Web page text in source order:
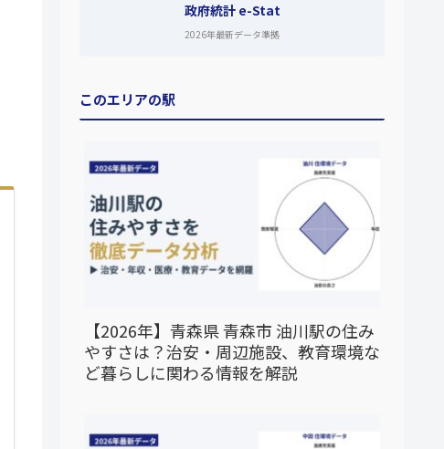
政府統計 e-Stat
2026年最新データ準拠
このエリアの駅
【2026年】青森県 青森市 油川駅の住み
やすさは？治安・周辺施設、教育環境な
ど暮らしに関わる情報を解説